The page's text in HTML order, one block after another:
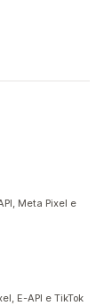
Meta Pixel e
E-API e TikTok